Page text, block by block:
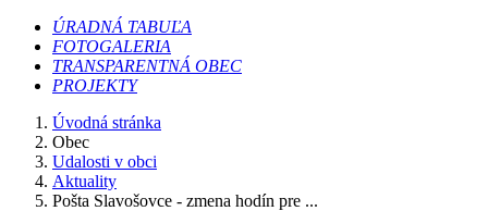
ÚRADNÁ TABUĽA
FOTOGALERIA
TRANSPARENTNÁ OBEC
PROJEKTY
Úvodná stránka
Obec
Udalosti v obci
Aktuality
Pošta Slavošovce - zmena hodín pre ...